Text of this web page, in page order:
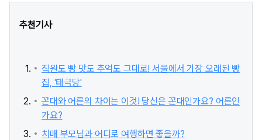
추천기사
직원도 빵 맛도 추억도 그대로! 서울에서 가장 오래된 빵
집, '태극당'
꼰대와 어른의 차이는 이것! 당신은 꼰대인가요? 어른인
가요?
치매 부모님과 어디로 여행하면 좋을까?